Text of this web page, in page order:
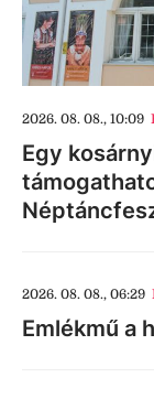
2026. 08. 08., 10:09
Egy
2026. 08. 08., 06:29
Emlékmű a